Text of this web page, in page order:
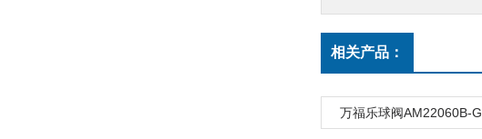
相关产品：
万福乐球阀AM22060B-